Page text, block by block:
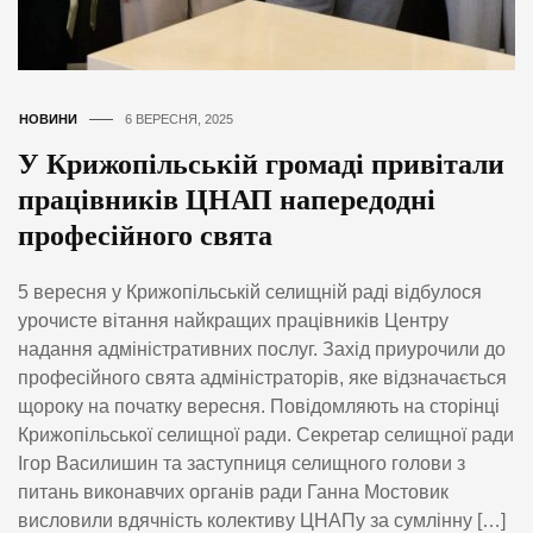
НОВИНИ 6 ВЕРЕСНЯ, 2025
У Крижопільській громаді привітали
працівників ЦНАП напередодні
професійного свята
5 вересня у Крижопільській селищній раді відбулося
урочисте вітання найкращих працівників Центру
надання адміністративних послуг. Захід приурочили до
професійного свята адміністраторів, яке відзначається
щороку на початку вересня. Повідомляють на сторінці
Крижопільської селищної ради. Секретар селищної ради
Ігор Василишин та заступниця селищного голови з
питань виконавчих органів ради Ганна Мостовик
висловили вдячність колективу ЦНАПу за сумлінну […]